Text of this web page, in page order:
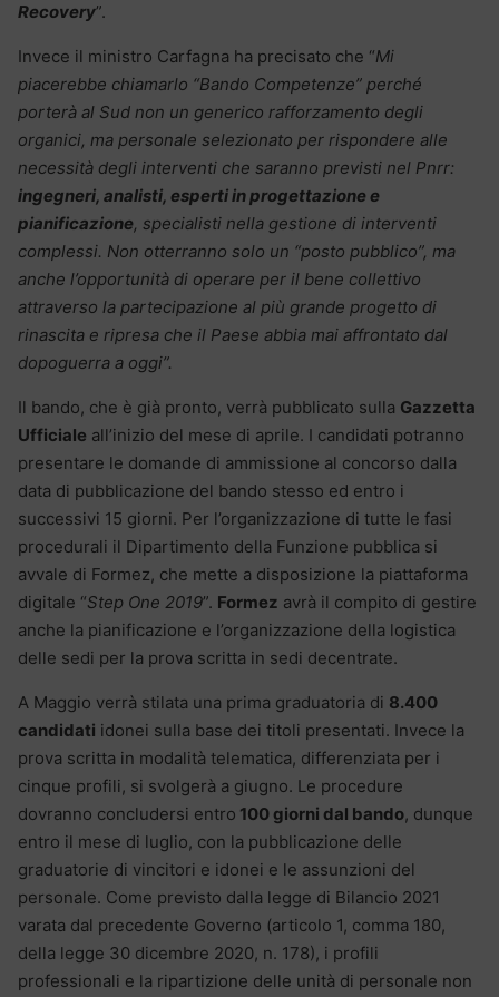
Recovery”.
Invece il ministro Carfagna ha precisato che “Mi
piacerebbe chiamarlo “Bando Competenze” perché
porterà al Sud non un generico rafforzamento degli
organici, ma personale selezionato per rispondere alle
necessità degli interventi che saranno previsti nel Pnrr:
ingegneri, analisti, esperti in progettazione e
pianificazione, specialisti nella gestione di interventi
complessi. Non otterranno solo un “posto pubblico”, ma
anche l’opportunità di operare per il bene collettivo
attraverso la partecipazione al più grande progetto di
rinascita e ripresa che il Paese abbia mai affrontato dal
dopoguerra a oggi”.
Il bando, che è già pronto, verrà pubblicato sulla Gazzetta
Ufficiale all’inizio del mese di aprile. I candidati potranno
presentare le domande di ammissione al concorso dalla
data di pubblicazione del bando stesso ed entro i
successivi 15 giorni. Per l’organizzazione di tutte le fasi
procedurali il Dipartimento della Funzione pubblica si
avvale di Formez, che mette a disposizione la piattaforma
digitale “Step One 2019”. Formez avrà il compito di gestire
anche la pianificazione e l’organizzazione della logistica
delle sedi per la prova scritta in sedi decentrate.
A Maggio verrà stilata una prima graduatoria di 8.400
candidati idonei sulla base dei titoli presentati. Invece la
prova scritta in modalità telematica, differenziata per i
cinque profili, si svolgerà a giugno. Le procedure
dovranno concludersi entro 100 giorni dal bando, dunque
entro il mese di luglio, con la pubblicazione delle
graduatorie di vincitori e idonei e le assunzioni del
personale. Come previsto dalla legge di Bilancio 2021
varata dal precedente Governo (articolo 1, comma 180,
della legge 30 dicembre 2020, n. 178), i profili
professionali e la ripartizione delle unità di personale non